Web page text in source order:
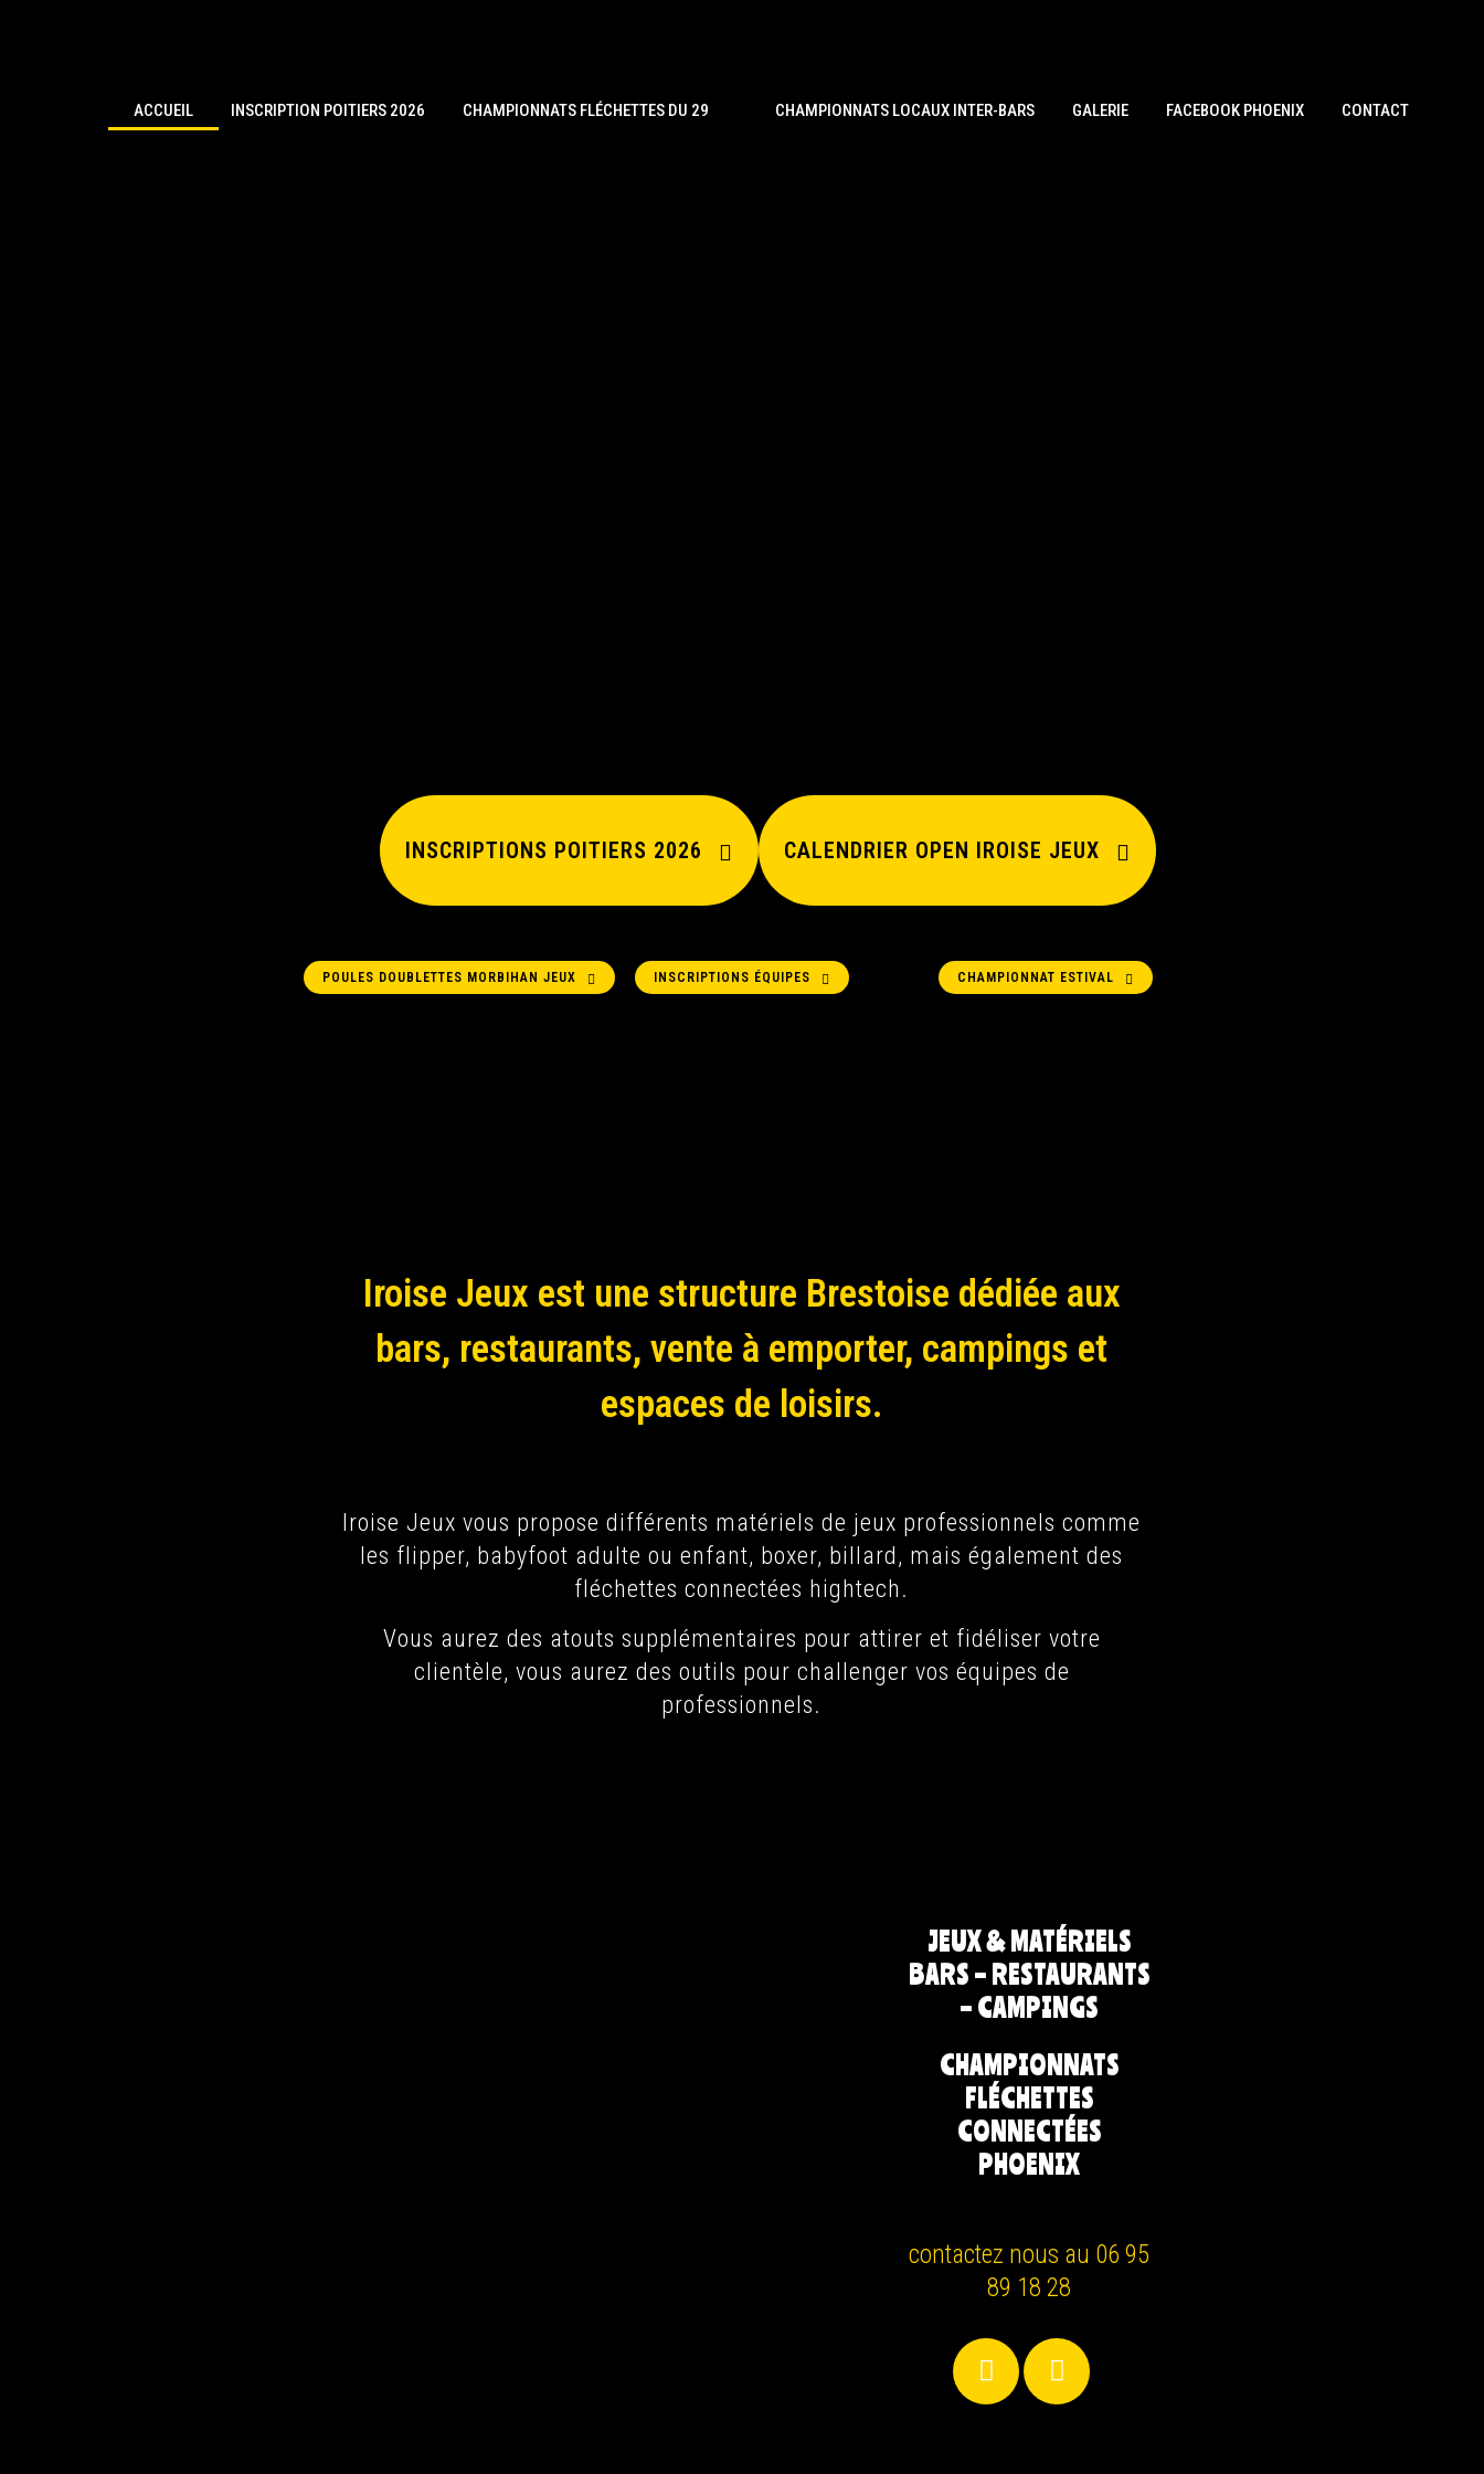
ACCUEIL INSCRIPTION POITIERS 2026 CHAMPIONNATS FLÉCHETTES DU 29 CHAMPIONNATS LOCAUX INTER-BARS GALERIE FACEBOOK PHOENIX CONTACT
INSCRIPTIONS POITIERS 2026 CALENDRIER OPEN IROISE JEUX
POULES DOUBLETTES MORBIHAN JEUX INSCRIPTIONS ÉQUIPES CHAMPIONNAT ESTIVAL
Iroise Jeux est une structure Brestoise dédiée aux
bars, restaurants, vente à emporter, campings et
espaces de loisirs.
Iroise Jeux vous propose différents matériels de jeux professionnels comme
les flipper, babyfoot adulte ou enfant, boxer, billard, mais également des
fléchettes connectées hightech.
Vous aurez des atouts supplémentaires pour attirer et fidéliser votre
clientèle, vous aurez des outils pour challenger vos équipes de
professionnels.
JEUX & MATÉRIELS
BARS – RESTAURANTS
– CAMPINGS
CHAMPIONNATS
FLÉCHETTES
CONNECTÉES
PHOENIX
contactez nous au 06 95
89 18 28